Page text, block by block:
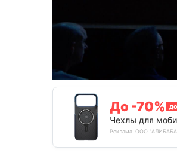
До -70%
Чехлы для
Реклама. ООО